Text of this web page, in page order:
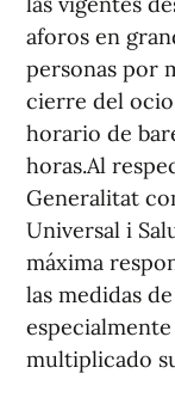
aforos en
personas por
cierre del
horario de
horas.Al
Generalitat
Universal i
máxima
las medidas
multiplicado